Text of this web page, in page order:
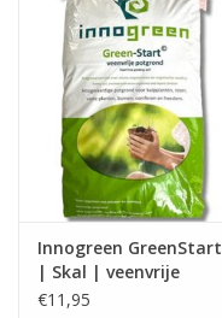
Innogreen GreenStart
| Skal | veenvrije
potgrond
€11,95